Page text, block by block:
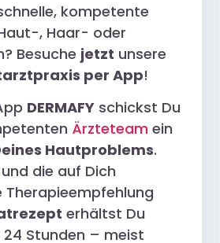
kompetente
, Haar- oder
Besuche jetzt unsere
per App!
DERMAFY schickst Du
Ärzteteam ein
Hautproblems.
die auf Dich
erhältst Du
24 Stunden – meist